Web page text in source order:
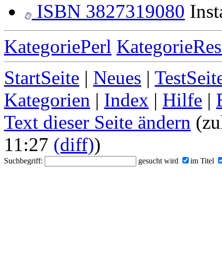
ISBN 3827319080
KategoriePerl
StartSeite | Neues |
Kategorien | Index | Hilfe |
Text dieser Seite ändern
11:27 (diff))
Suchbegriff: gesucht wird im Titel